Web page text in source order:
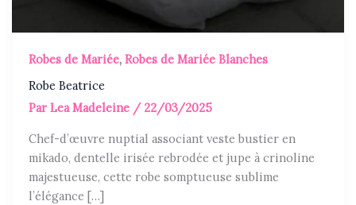
Robes de Mariée,Robes de Mariée Blanches
Robe Beatrice
ParLea Madeleine / 22/03/2025
Chef-d’œuvre nuptial associant veste bustier en
mikado, dentelle irisée rebrodée et jupe à crinoline
majestueuse, cette robe somptueuse sublime
l’élégance […]